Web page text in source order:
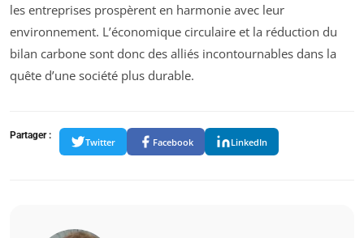
les entreprises prospèrent en harmonie avec leur
environnement. L’économique circulaire et la réduction du
bilan carbone sont donc des alliés incontournables dans la
quête d’une société plus durable.
Partager :
Twitter Facebook LinkedIn